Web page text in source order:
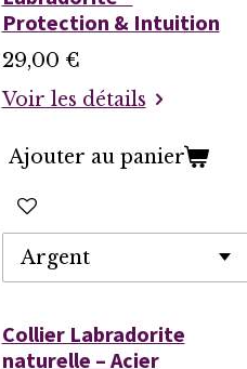
Protection & Intuition
29,00 €
Voir les détails
Ajouter au panier
Collier Labradorite
naturelle – Acier